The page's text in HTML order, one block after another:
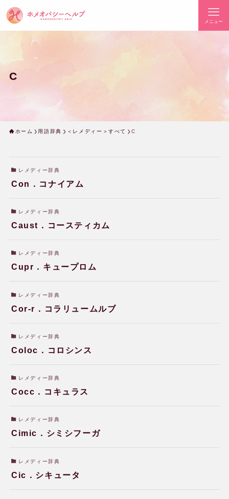
メニュー
C
ホーム 用語辞典 ＜レメディー＞すべて C
レメディー辞典
Con．コナイアム
レメディー辞典
Caust．コースティカム
レメディー辞典
Cupr．キュープロム
レメディー辞典
Cor-r．コラリュームルブ
レメディー辞典
Coloc．コロシンス
レメディー辞典
Cocc．コキュラス
レメディー辞典
Cimic．シミシフーガ
レメディー辞典
Cic．シキュータ